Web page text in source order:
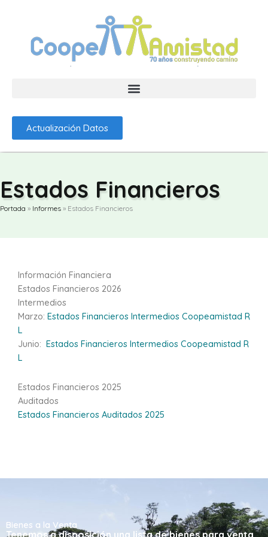
Actualización Datos
Estados Financieros
Portada » Informes » Estados Financieros
Información Financiera
Estados Financieros 2026
Intermedios
Marzo: Estados Financieros Intermedios Coopeamistad R
L
Junio: Estados Financieros Intermedios Coopeamistad R
L
Estados Financieros 2025
Auditados
Estados Financieros Auditados 2025
Bienes a la Venta